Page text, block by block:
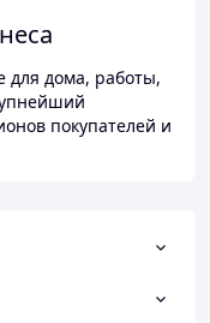
для дома, работы,
покупателей и